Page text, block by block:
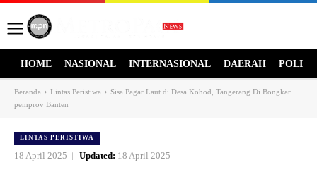
HOME NASIONAL INTERNASIONAL DAERAH
Beranda Lintas Peristiwa
Sisa Pagar Laut di Desa Kohod, Tangerang Di Bongkar
pemprov Banten
LINTAS PERISTIWA
18 April 2025 Updated: 18 April 2025